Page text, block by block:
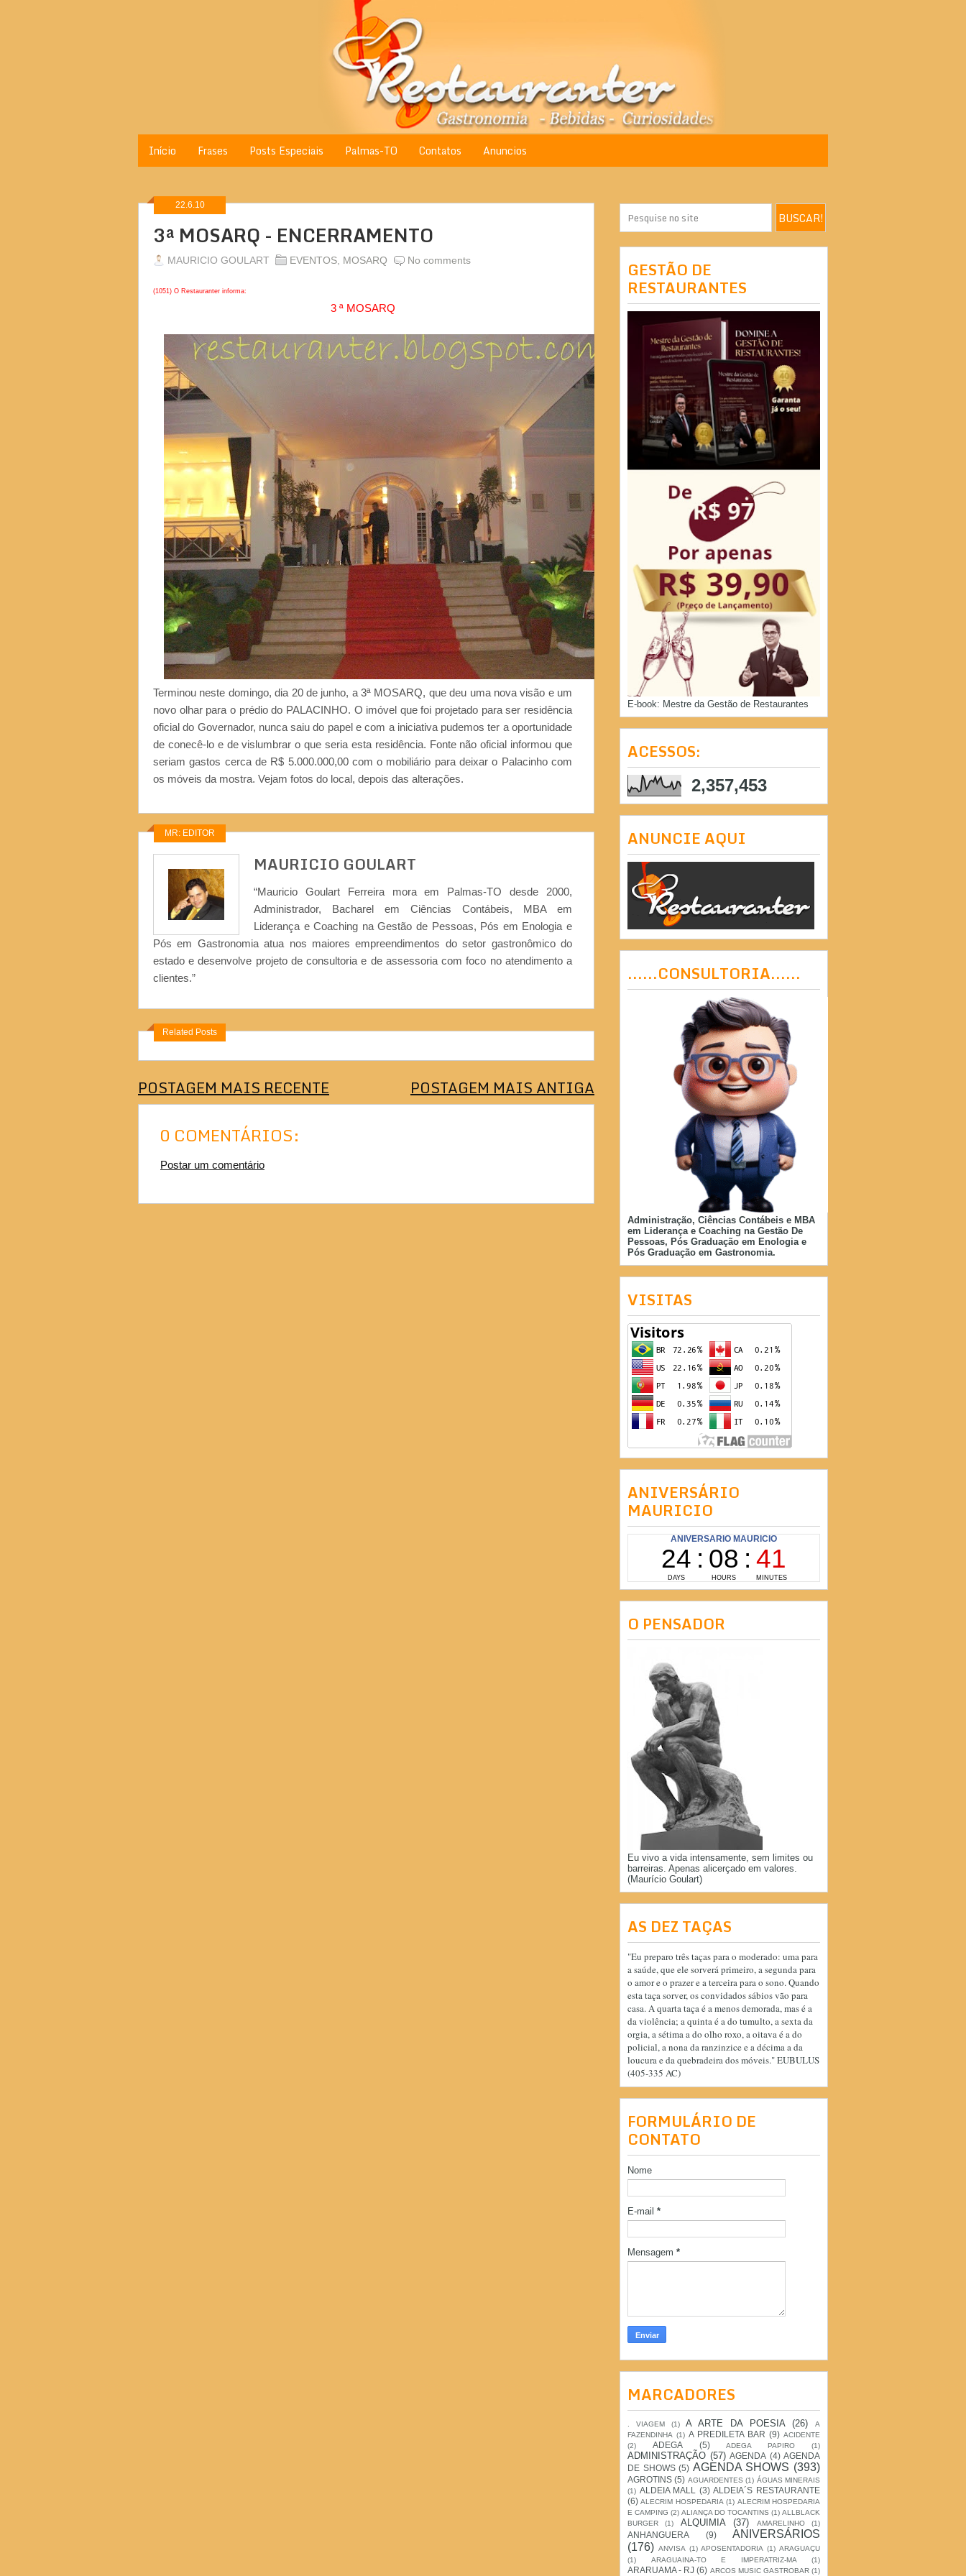
Início Frases Posts Especiais Palmas-TO Contatos Anuncios
22.6.10
3ª MOSARQ - ENCERRAMENTO
MAURICIO GOULART EVENTOS MOSARQ No comments
(1051) O Restauranter informa:
3 ª MOSARQ
Terminou neste domingo, dia 20 de junho, a 3ª MOSARQ, que deu uma nova visão e um
novo olhar para o prédio do PALACINHO. O imóvel que foi projetado para ser residência
oficial do Governador, nunca saiu do papel e com a iniciativa pudemos ter a oportunidade
de conecê-lo e de vislumbrar o que seria esta residência. Fonte não oficial informou que
seriam gastos cerca de R$ 5.000.000,00 com o mobiliário para deixar o Palacinho com
os móveis da mostra. Vejam fotos do local, depois das alterações.
MR: EDITOR
MAURICIO GOULART
“Mauricio Goulart Ferreira mora em Palmas-TO desde 2000,
Administrador, Bacharel em Ciências Contábeis, MBA em
Liderança e Coaching na Gestão de Pessoas, Pós em Enologia e
Pós em Gastronomia atua nos maiores empreendimentos do setor gastronômico do
estado e desenvolve projeto de consultoria e de assessoria com foco no atendimento a
clientes.”
Related Posts
POSTAGEM MAIS RECENTE POSTAGEM MAIS ANTIGA
0 COMENTÁRIOS:
Postar um comentário
GESTÃO DE
RESTAURANTES
E-book: Mestre da Gestão de Restaurantes
ACESSOS:
2,357,453
ANUNCIE AQUI
......CONSULTORIA......
Administração, Ciências Contábeis e MBA
em Liderança e Coaching na Gestão De
Pessoas, Pós Graduação em Enologia e
Pós Graduação em Gastronomia.
VISITAS
ANIVERSÁRIO
MAURICIO
O PENSADOR
Eu vivo a vida intensamente, sem limites ou
barreiras. Apenas alicerçado em valores.
(Maurício Goulart)
AS DEZ TAÇAS
"Eu preparo três taças para o moderado: uma para
a saúde, que ele sorverá primeiro, a segunda para
o amor e o prazer e a terceira para o sono. Quando
esta taça sorver, os convidados sábios vão para
casa. A quarta taça é a menos demorada, mas é a
da violência; a quinta é a do tumulto, a sexta da
orgia, a sétima a do olho roxo, a oitava é a do
policial, a nona da ranzinzice e a décima a da
loucura e da quebradeira dos móveis." EUBULUS
(405-335 AC)
FORMULÁRIO DE
CONTATO
Nome
E-mail *
Mensagem *
MARCADORES
. VIAGEM (1) A ARTE DA POESIA (26)
A
FAZENDINHA (1) A PREDILETA BAR (9) ACIDENTE
(2)
ADEGA (5) ADEGA PAPIRO (1)
ADMINISTRAÇÃO (57) AGENDA (4) AGENDA
DE SHOWS (5) AGENDA SHOWS (393)
AGROTINS (5) AGUARDENTES (1) ÁGUAS MINERAIS
(1) ALDEIA MALL (3) ALDEIA´S RESTAURANTE
(6) ALECRIM HOSPEDARIA (1) ALECRIM HOSPEDARIA
E CAMPING (2) ALIANÇA DO TOCANTINS (1) ALLBLACK
BURGER
(1) ALQUIMIA (37) AMARELINHO (1)
ANHANGUERA (9)
ANIVERSÁRIOS
(176) ANVISA (1) APOSENTADORIA (1) ARAGUAÇU
(1)
ARAGUAINA-TO E IMPERATRIZ-MA (1)
ARARUAMA - RJ (6) ARCOS MUSIC GASTROBAR (1)